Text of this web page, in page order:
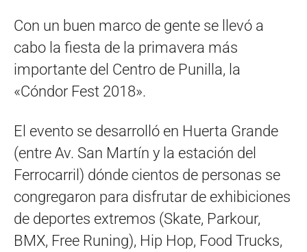
Con un buen marco de gente se llevó a
cabo la fiesta de la primavera más
importante del Centro de Punilla, la
«Cóndor Fest 2018».
El evento se desarrolló en Huerta Grande
(entre Av. San Martín y la estación del
Ferrocarril) dónde cientos de personas se
congregaron para disfrutar de exhibiciones
de deportes extremos (Skate, Parkour,
BMX, Free Runing), Hip Hop, Food Trucks,